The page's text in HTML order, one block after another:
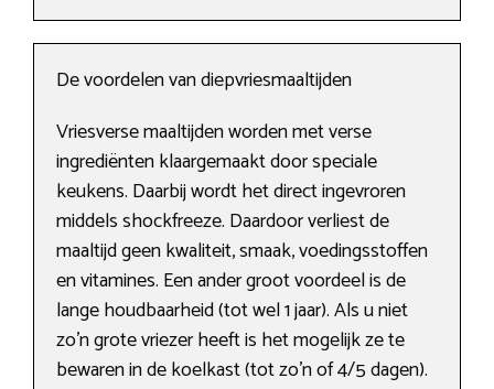
De voordelen van diepvriesmaaltijden
Vriesverse maaltijden worden met verse
ingrediënten klaargemaakt door speciale
keukens. Daarbij wordt het direct ingevroren
middels shockfreeze. Daardoor verliest de
maaltijd geen kwaliteit, smaak, voedingsstoffen
en vitamines. Een ander groot voordeel is de
lange houdbaarheid (tot wel 1 jaar). Als u niet
zo’n grote vriezer heeft is het mogelijk ze te
bewaren in de koelkast (tot zo’n of 4/5 dagen).